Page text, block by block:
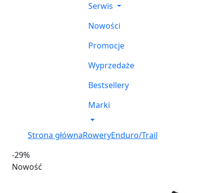
Serwis
Nowości
Promocje
Wyprzedaże
Bestsellery
Marki
Strona głównaRoweryEnduro/Trail
-29%
Nowość